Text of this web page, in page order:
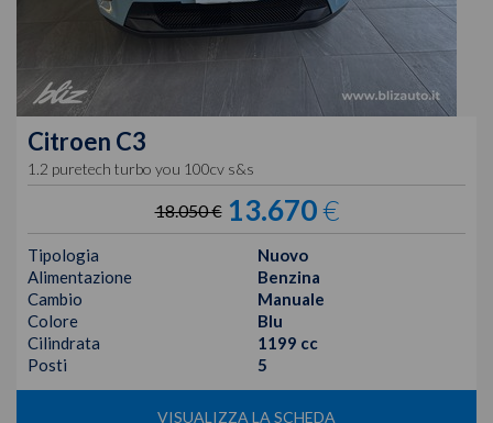
Citroen C3
1.2 puretech turbo you 100cv s&s
18.050 € 13.670€
Tipologia
Nuovo
Alimentazione
Benzina
Cambio
Manuale
Colore
Blu
Cilindrata
1199 cc
Posti
5
VISUALIZZA LA SCHEDA